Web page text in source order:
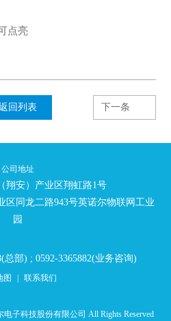
点亮
回列表 下一条
公司地址
翔安）产业区翔虹路1号
区同龙二路943号英诺尔物联网工业
园
总部) ; 0592-3365882(业务咨询)
图 | 联系我们
子科技股份有限公司 All Rights Reserved